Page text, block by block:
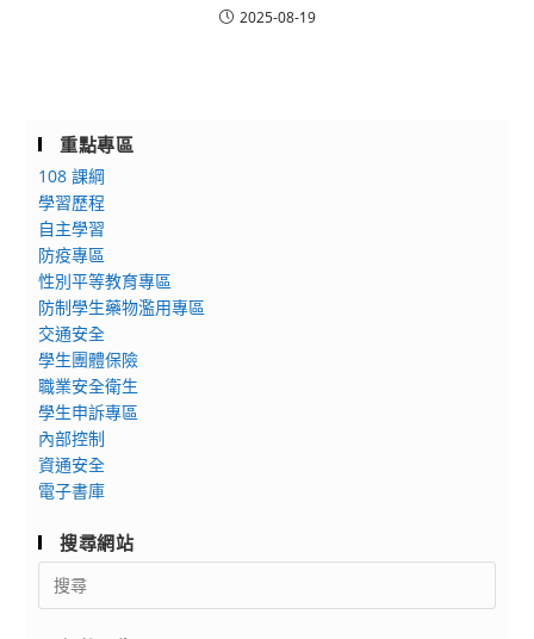
2025-08-19
重點專區
108 課綱
學習歷程
自主學習
防疫專區
性別平等教育專區
防制學生藥物濫用專區
交通安全
學生團體保險
職業安全衛生
學生申訴專區
內部控制
資通安全
電子書庫
搜尋網站
Search
for: